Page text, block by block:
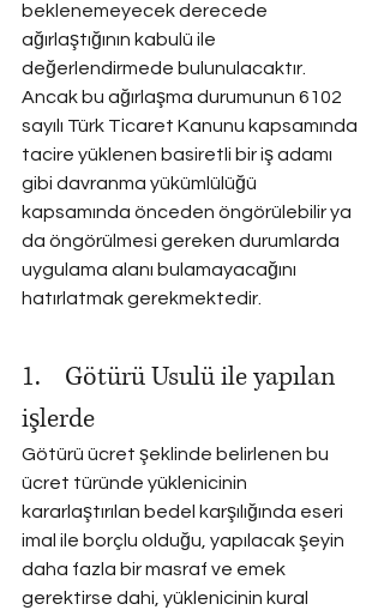
beklenemeyecek derecede
ağırlaştığının kabulü ile
değerlendirmede bulunulacaktır.
Ancak bu ağırlaşma durumunun 6102
sayılı Türk Ticaret Kanunu kapsamında
tacire yüklenen basiretli bir iş adamı
gibi davranma yükümlülüğü
kapsamında önceden öngörülebilir ya
da öngörülmesi gereken durumlarda
uygulama alanı bulamayacağını
hatırlatmak gerekmektedir.
1.    Götürü Usulü ile yapılan
işlerde
Götürü ücret şeklinde belirlenen bu
ücret türünde yüklenicinin
kararlaştırılan bedel karşılığında eseri
imal ile borçlu olduğu, yapılacak şeyin
daha fazla bir masraf ve emek
gerektirse dahi, yüklenicinin kural